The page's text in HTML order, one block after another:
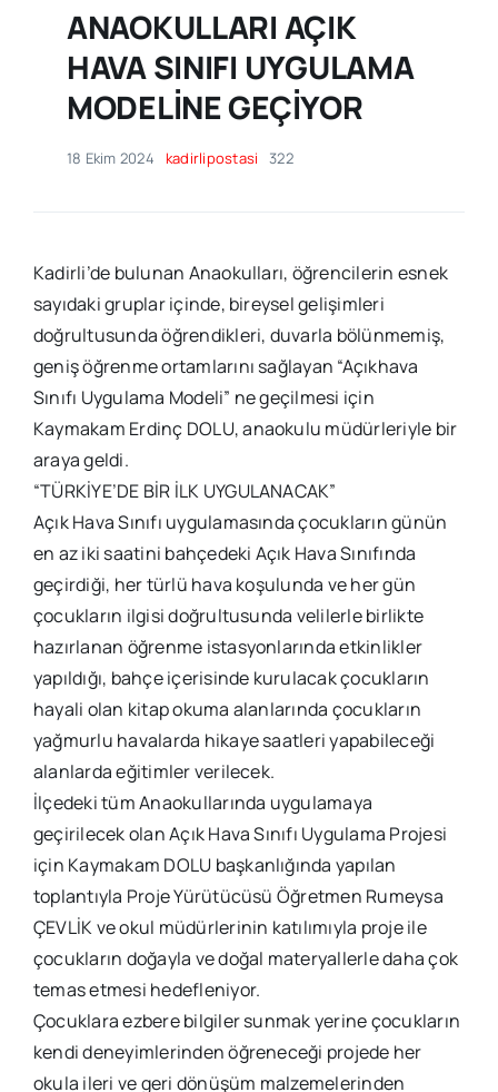
ANAOKULLARI AÇIK
HAVA SINIFI UYGULAMA
MODELİNE GEÇİYOR
18 Ekim 2024 kadirlipostasi 322
Kadirli’de bulunan Anaokulları, öğrencilerin esnek
sayıdaki gruplar içinde, bireysel gelişimleri
doğrultusunda öğrendikleri, duvarla bölünmemiş,
geniş öğrenme ortamlarını sağlayan “Açıkhava
Sınıfı Uygulama Modeli” ne geçilmesi için
Kaymakam Erdinç DOLU, anaokulu müdürleriyle bir
araya geldi.
“TÜRKİYE’DE BİR İLK UYGULANACAK”
Açık Hava Sınıfı uygulamasında çocukların günün
en az iki saatini bahçedeki Açık Hava Sınıfında
geçirdiği, her türlü hava koşulunda ve her gün
çocukların ilgisi doğrultusunda velilerle birlikte
hazırlanan öğrenme istasyonlarında etkinlikler
yapıldığı, bahçe içerisinde kurulacak çocukların
hayali olan kitap okuma alanlarında çocukların
yağmurlu havalarda hikaye saatleri yapabileceği
alanlarda eğitimler verilecek.
İlçedeki tüm Anaokullarında uygulamaya
geçirilecek olan Açık Hava Sınıfı Uygulama Projesi
için Kaymakam DOLU başkanlığında yapılan
toplantıyla Proje Yürütücüsü Öğretmen Rumeysa
ÇEVLİK ve okul müdürlerinin katılımıyla proje ile
çocukların doğayla ve doğal materyallerle daha çok
temas etmesi hedefleniyor.
Çocuklara ezbere bilgiler sunmak yerine çocukların
kendi deneyimlerinden öğreneceği projede her
okula ileri ve geri dönüşüm malzemelerinden